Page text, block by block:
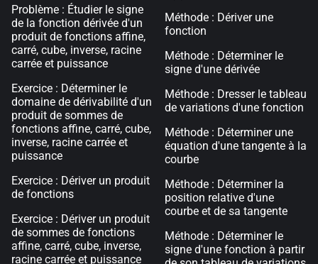
Problème : Étudier le signe
de la fonction dérivée d'un
produit de fonctions affine,
carré, cube, inverse, racine
carrée et puissance
Exercice : Déterminer le
domaine de dérivabilité d'un
produit de sommes de
fonctions affine, carré, cube,
inverse, racine carrée et
puissance
Exercice : Dériver un produit
de fonctions
Exercice : Dériver un produit
de sommes de fonctions
affine, carré, cube, inverse,
racine carrée et puissance
Méthode : Dériver une
fonction
Méthode : Déterminer le
signe d'une dérivée
Méthode : Dresser le tableau
de variations d'une fonction
Méthode : Déterminer une
équation d'une tangente à la
courbe
Méthode : Déterminer la
position relative d'une
courbe et de sa tangente
Méthode : Déterminer le
signe d'une fonction à partir